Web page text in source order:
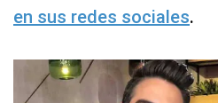
en sus redes sociales.